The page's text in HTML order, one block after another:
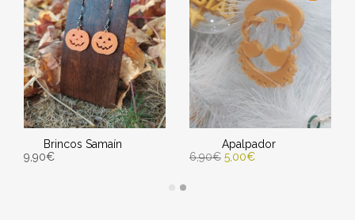
Brincos Samaín
9,90€
Apalpador
6,90€ 5,00€